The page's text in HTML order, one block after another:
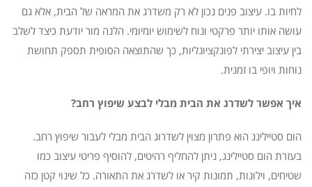
לחיות בו. עיצוב פנים נכון לא רק משדרג את המראה של הבית, אלא גם
עושה אותו יותר פרקטי ונוח לשימוש יומיומי. הלנה מור יודעת כיצד לשלב
בין עיצוב יצירתי לפונקציונליות, כך שהתוצאה הסופית תספק תחושת
נוחות ויופי בו זמנית.
איך אפשר לשדרג את הבית מבלי לבצע שיפוץ רחב?
הום סטיילינג הוא פתרון מצוין לשדרוג הבית מבלי לעבור שיפוץ רחב.
בעזרת הום סטיילינג, ניתן להחליף רהיטים, להוסיף פריטי עיצוב כמו
שטיחים, וילונות, תמונות קיר או לשדרג את התאורה. כל שינוי קטן כזה